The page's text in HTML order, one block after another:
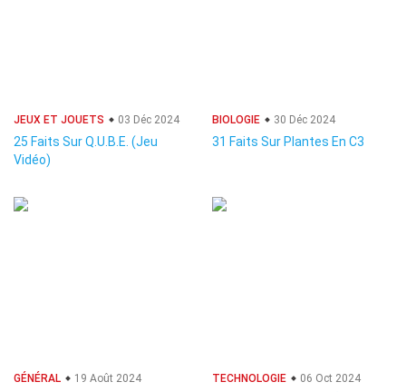
JEUX ET JOUETS 03 Déc 2024
25 Faits Sur Q.U.B.E. (Jeu
Vidéo)
BIOLOGIE 30 Déc 2024
31 Faits Sur Plantes En C3
GÉNÉRAL 19 Août 2024 TECHNOLOGIE 06 Oct 2024